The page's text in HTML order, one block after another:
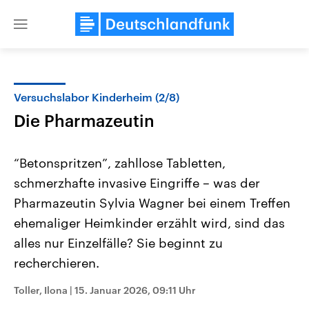
Close
Landtagswahl Sachsen-Anhalt
Alle Informationen
September 2026 einen neuen
Landtag. Seit 2021 wird das
USA
gehören die Vereinigten
den mächtigsten Ländern
Versuchslabor Kinderheim (2/8)
Die Pharmazeutin
“Betonspritzen”, zahllose Tabletten,
schmerzhafte invasive Eingriffe – was der
Pharmazeutin Sylvia Wagner bei einem Treffen
ehemaliger Heimkinder erzählt wird, sind das
alles nur Einzelfälle? Sie beginnt zu
recherchieren.
Toller, Ilona | 15. Januar 2026, 09:11 Uhr